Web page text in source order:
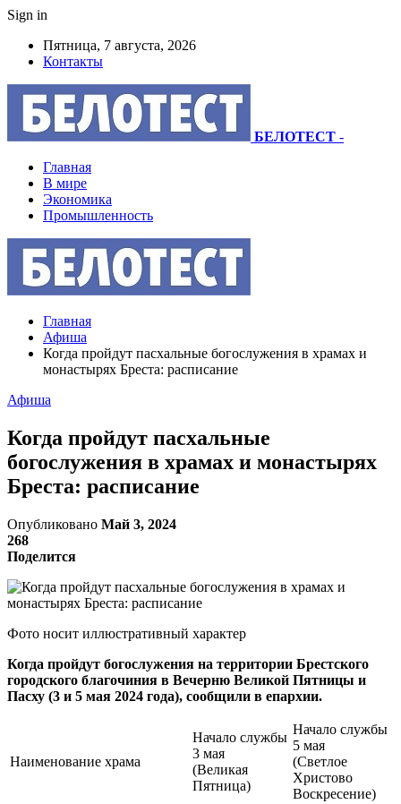
Sign in
Пятница, 7 августа, 2026
Контакты
БЕЛОТЕСТ -
Главная
В мире
Экономика
Промышленность
Главная
Афиша
Когда пройдут пасхальные богослужения в храмах и
монастырях Бреста: расписание
Афиша
Когда пройдут пасхальные
богослужения в храмах и монастырях
Бреста: расписание
Опубликовано Май 3, 2024
268
Поделится
Фото носит иллюстративный характер
Когда пройдут богослужения на территории Брестского
городского благочиния в Вечерню Великой Пятницы и
Пасху (3 и 5 мая 2024 года), сообщили в епархии.
Наименование храма
Начало службы
3 мая
(Великая
Пятница)
Начало службы
5 мая
(Светлое
Христово
Воскресение)